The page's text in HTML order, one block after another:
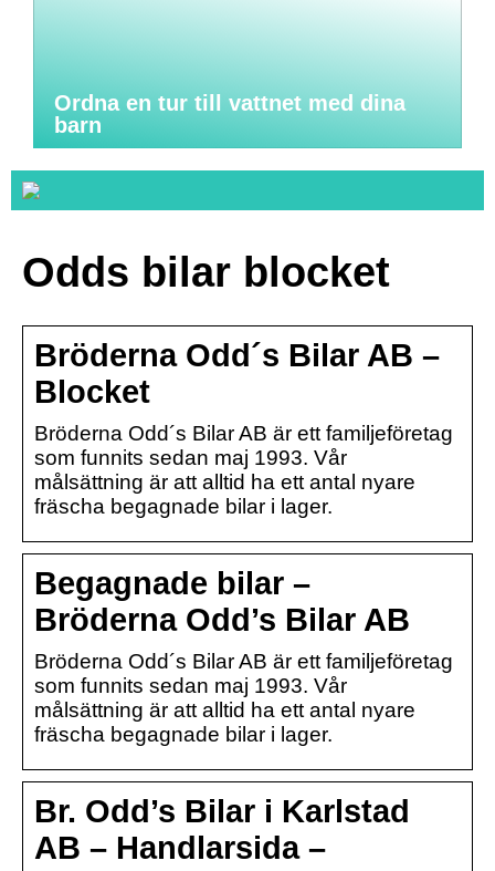
Ordna en tur till vattnet med dina
barn
Odds bilar blocket
Bröderna Odd´s Bilar AB –
Blocket
Bröderna Odd´s Bilar AB är ett familjeföretag
som funnits sedan maj 1993. Vår
målsättning är att alltid ha ett antal nyare
fräscha begagnade bilar i lager.
Begagnade bilar –
Bröderna Odd’s Bilar AB
Bröderna Odd´s Bilar AB är ett familjeföretag
som funnits sedan maj 1993. Vår
målsättning är att alltid ha ett antal nyare
fräscha begagnade bilar i lager.
Br. Odd’s Bilar i Karlstad
AB – Handlarsida –